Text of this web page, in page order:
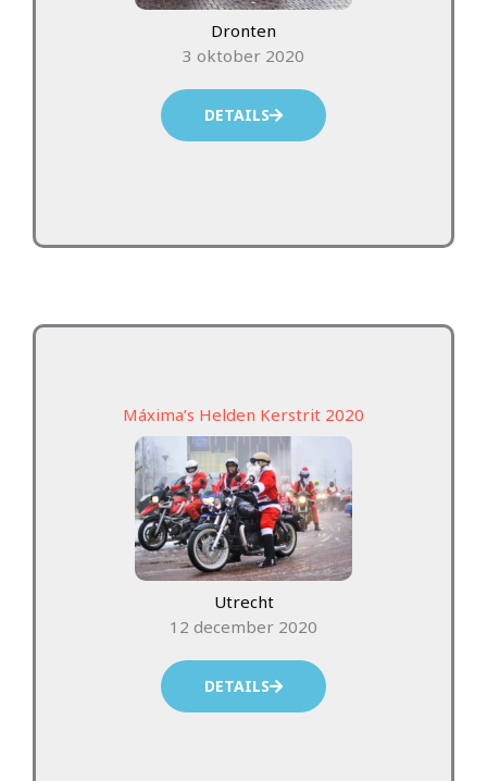
Dronten
3 oktober 2020
DETAILS
Máxima’s Helden Kerstrit 2020
Utrecht
12 december 2020
DETAILS